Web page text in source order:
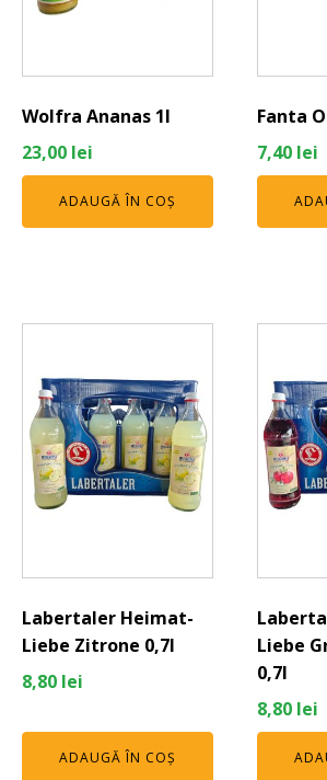
Wolfra Ananas 1l
23,00 lei
ADAUGĂ ÎN COȘ
Fanta
7,40 lei
Labertaler Heimat-
Liebe Zitrone 0,7l
8,80 lei
ADAUGĂ ÎN COȘ
Liebe
0,7l
8,80 lei